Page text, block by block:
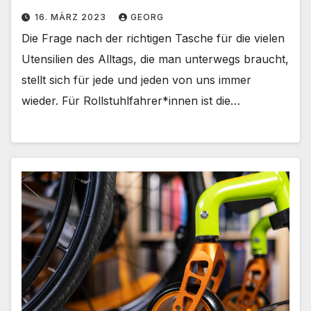
16. MÄRZ 2023 GEORG
Die Frage nach der richtigen Tasche für die vielen
Utensilien des Alltags, die man unterwegs braucht,
stellt sich für jede und jeden von uns immer
wieder. Für Rollstuhlfahrer*innen ist die…